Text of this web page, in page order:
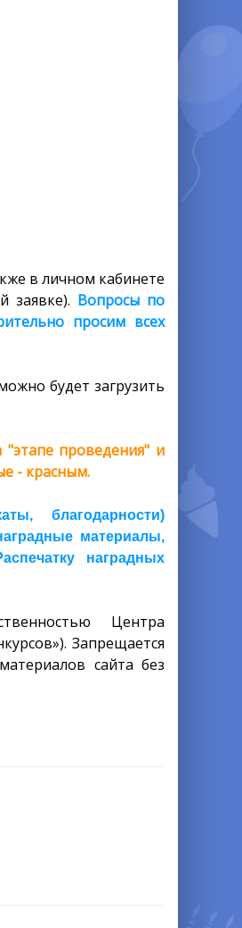
в личном кабинете
заявке). Вопросы по
просим всех
будет загрузить
проведения" и
- красным.
благодарности)
материалы,
наградных
Центра
Запрещается
сайта без